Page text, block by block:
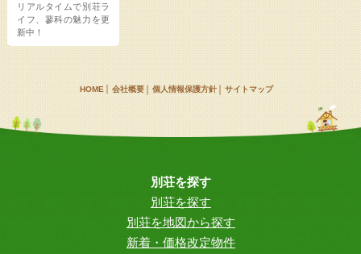
リアルタイムで別荘ラ
イフ、蓼科の魅力を更
新中！
HOME 会社概要 個人情報保護方針 サイトマップ
別荘を探す
別荘を探す
別荘を地図から探す
新着・価格改定物件